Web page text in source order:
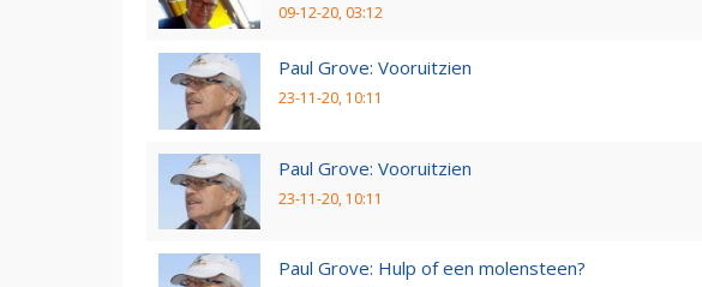
09-12-20, 03:12
Paul Grove: Vooruitzien
23-11-20, 10:11
Paul Grove: Vooruitzien
23-11-20, 10:11
Paul Grove: Hulp of een molensteen?